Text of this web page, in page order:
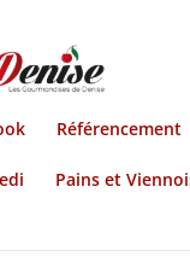
Référencement
Pains et